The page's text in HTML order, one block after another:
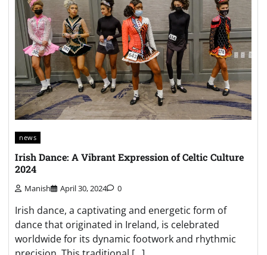
news
Irish Dance: A Vibrant Expression of Celtic Culture
2024
Manish April 30, 2024 0
Irish dance, a captivating and energetic form of
dance that originated in Ireland, is celebrated
worldwide for its dynamic footwork and rhythmic